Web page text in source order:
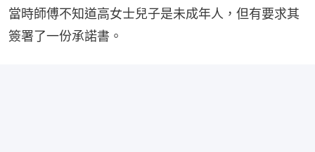
當時師傅不知道高女士兒子是未成年人，但有要求其
簽署了一份承諾書。